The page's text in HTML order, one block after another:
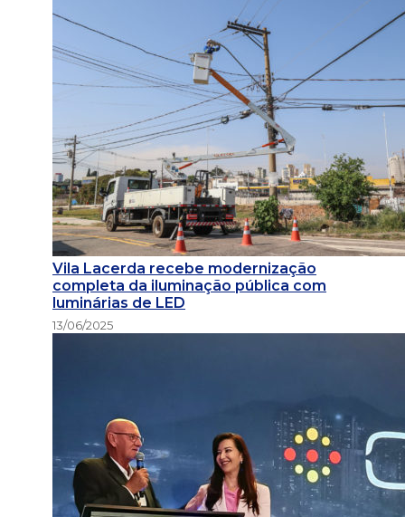
Vila Lacerda recebe modernização
completa da iluminação pública com
luminárias de LED
13/06/2025